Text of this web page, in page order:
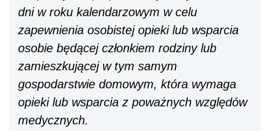
dni w roku kalendarzowym w celu
zapewnienia osobistej opieki lub wsparcia
osobie będącej członkiem rodziny lub
zamieszkującej w tym samym
gospodarstwie domowym, która wymaga
opieki lub wsparcia z poważnych względów
medycznych.